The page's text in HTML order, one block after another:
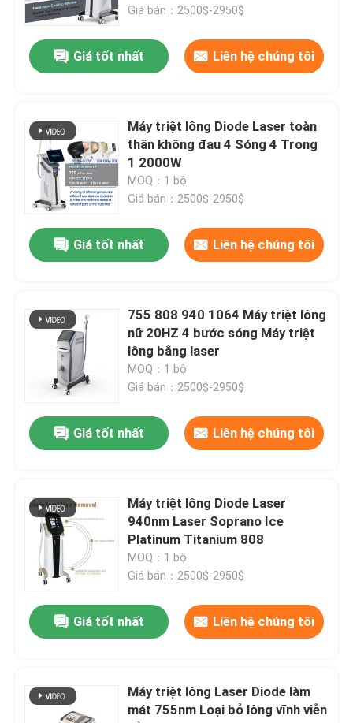
Video
Hướng dẫn VR
Tham quan nhà máy
Kiểm soát chất lượng
Liên hệ chúng tôi
Tin tức
Yêu cầu báo giá
Tẩy lông bằng Laser Diode SHR
laser diode ba bước sóng
máy giảm béo hifu
Q Switched ND YAG Laser
Giá bán：2500$-2950$
Giá tốt nhất Liên hệ chúng tôi
Máy triệt lông Diode Laser toàn
thân không đau 4 Sóng 4 Trong
1 2000W
MOQ：1 bộ
Giá bán：2500$-2950$
Giá tốt nhất Liên hệ chúng tôi
755 808 940 1064 Máy triệt lông
nữ 20HZ 4 bước sóng Máy triệt
lông bằng laser
MOQ：1 bộ
Giá bán：2500$-2950$
Giá tốt nhất Liên hệ chúng tôi
Máy triệt lông Diode Laser
940nm Laser Soprano Ice
Platinum Titanium 808
MOQ：1 bộ
Giá bán：2500$-2950$
Giá tốt nhất Liên hệ chúng tôi
Máy triệt lông Laser Diode làm
mát 755nm Loại bỏ lông vĩnh viễn